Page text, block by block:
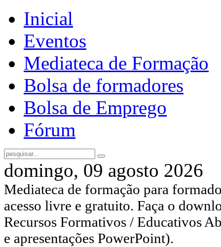
Inicial
Eventos
Mediateca de Formação
Bolsa de formadores
Bolsa de Emprego
Fórum
domingo, 09 agosto 2026
Mediateca de formação para
acesso livre e gratuito. Faça o
Recursos Formativos / Educativos
e apresentações PowerPoint).